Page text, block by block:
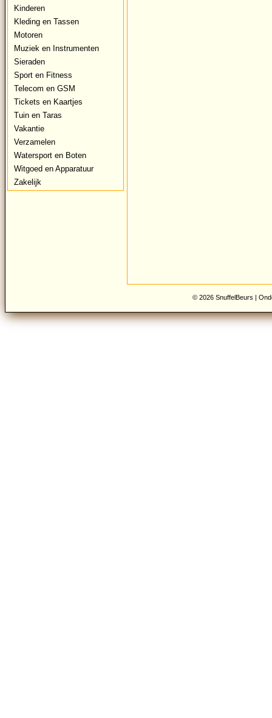
Kinderen
Kleding en Tassen
Motoren
Muziek en Instrumenten
Sieraden
Sport en Fitness
Telecom en GSM
Tickets en Kaartjes
Tuin en Taras
Vakantie
Verzamelen
Watersport en Boten
Witgoed en Apparatuur
Zakelijk
© 2026 SnuffelBeurs |